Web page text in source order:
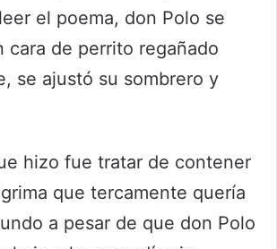
el poema, don Polo se
cara de perrito regañado
se ajustó su sombrero y
hizo fue tratar de contener
que tercamente quería
a pesar de que don Polo